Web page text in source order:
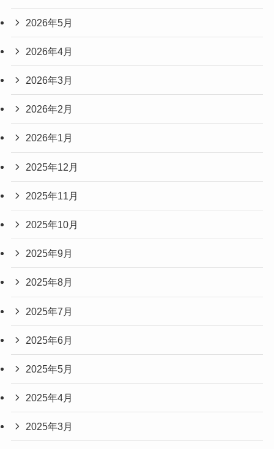
2026年5月
2026年4月
2026年3月
2026年2月
2026年1月
2025年12月
2025年11月
2025年10月
2025年9月
2025年8月
2025年7月
2025年6月
2025年5月
2025年4月
2025年3月